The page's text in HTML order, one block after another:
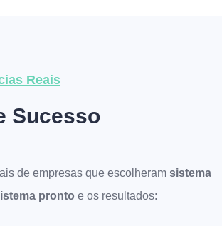
Reais
Sucesso
de empresas que escolheram sistema
pronto e os resultados: